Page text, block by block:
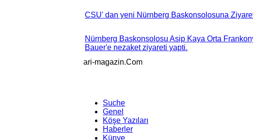
CSU' dan yeni Nürnberg Baskonsolosuna
Nürnberg Baskonsolosu Asip Kaya Orta
Bauer'e nezaket ziyareti yapti.
ari-magazin.Com
Suche
Genel
Köşe Yazıları
Haberler
Künye